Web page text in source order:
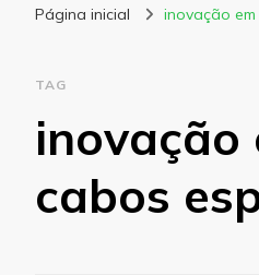
Página inicial inovação
TAG
inovação
cabos